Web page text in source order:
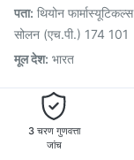
Gardasil 9 Pre
Vaxigrip NH
पता: थियोन
सोलन (एच.पी.) 174 101
मूल देश: भारत
3 चरण गुणवत्ता
जांच